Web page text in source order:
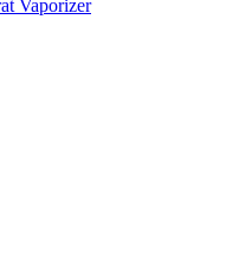
Vaporizer